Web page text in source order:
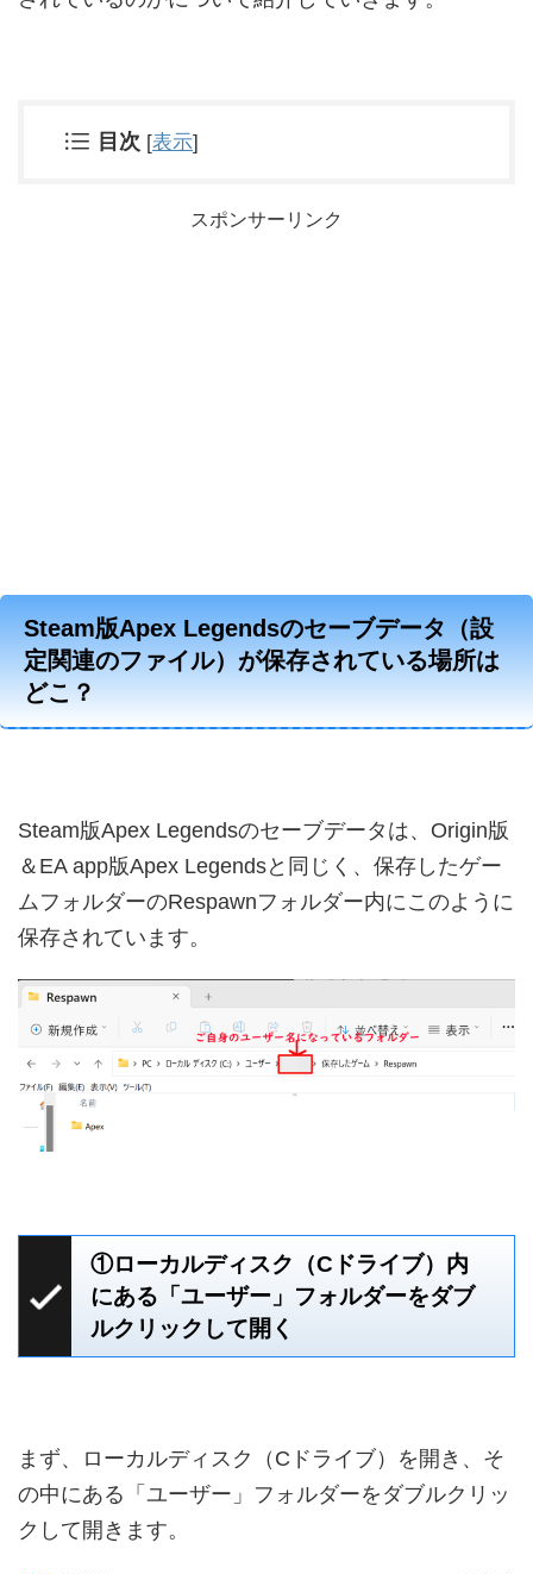
目次 [表示]
スポンサーリンク
Steam版Apex Legendsのセーブデータ（設
定関連のファイル）が保存されている場所は
どこ？
Steam版Apex Legendsのセーブデータは、Origin版
＆EA app版Apex Legendsと同じく、保存したゲー
ムフォルダーのRespawnフォルダー内にこのように
保存されています。
①ローカルディスク（Cドライブ）内
にある「ユーザー」フォルダーをダブ
ルクリックして開く
まず、ローカルディスク（Cドライブ）を開き、そ
の中にある「ユーザー」フォルダーをダブルクリッ
クして開きます。